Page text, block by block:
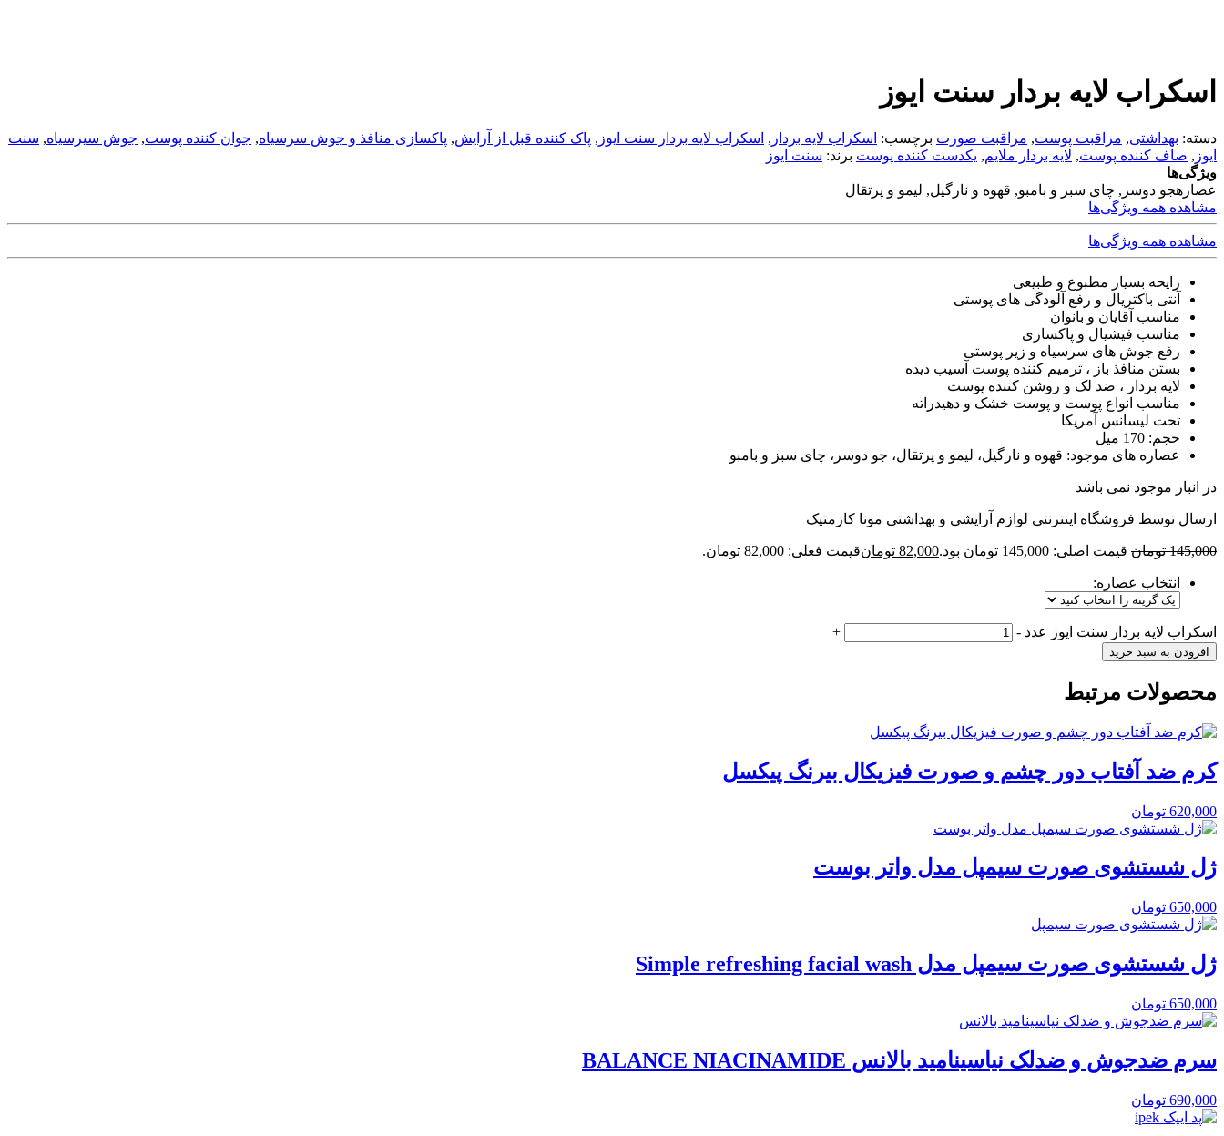
اسکراب لایه بردار سنت ایوز
دسته: بهداشتی, مراقبت پوست, مراقبت صورت برچسب: اسکراب لایه بردار , اسکراب لایه بردار سنت ایوز , پاک کننده قبل از آرایش, پاکسازی منافذ و جوش سرسیاه, جوان کننده پوست, جوش سیرسیاه, سنت
ایوز , صاف کننده پوست, لایه بردار ملایم, یکدست کننده پوست برند: سنت ایوز
ویژگی‌ها
عصارهجو دوسر, چای سبز و بامبو, قهوه و نارگیل, لیمو و پرتقال
مشاهده همه ویژگی‌ها
مشاهده همه ویژگی‌ها
رایحه بسیار مطبوع و طبیعی
آنتی باکتریال و رفع آلودگی های پوستی
مناسب آقایان و بانوان
مناسب فیشیال و پاکسازی
رفع جوش های سرسیاه و زیر پوستی
بستن منافذ باز ، ترمیم کننده پوست آسیب دیده
لایه بردار ، ضد لک و روشن کننده پوست
مناسب انواع پوست و پوست خشک و دهیدراته
تحت لیسانس آمریکا
حجم: 170 میل
عصاره های موجود: قهوه و نارگیل، لیمو و پرتقال، جو دوسر، چای سبز و بامبو
در انبار موجود نمی باشد
ارسال توسط فروشگاه اینترنتی لوازم آرایشی و بهداشتی مونا کازمتیک
145,000 تومان قیمت اصلی: 145,000 تومان بود. 82,000 تومانقیمت فعلی: 82,000 تومان.
انتخاب عصاره:
اسکراب لایه بردار سنت ایوز عدد -
+
افزودن به سبد خرید
محصولات مرتبط
کرم ضد آفتاب دور چشم و صورت فیزیکال بیرنگ پیکسل
620,000 تومان
ژل شستشوی صورت سیمپل مدل واتر بوست
650,000 تومان
ژل شستشوی صورت سیمپل مدل Simple refreshing facial wash
650,000 تومان
سرم ضدجوش و ضدلک نیاسینامید بالانس BALANCE NIACINAMIDE
690,000 تومان